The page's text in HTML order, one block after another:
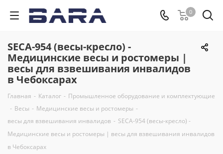
0
SECA-954 (весы-кресло) -
Медицинские весы и ростомеры |
весы для взвешивания инвалидов
в Чебоксарах
Главная - Каталог - Промышленное оборудование и комплектующие
- Весы - Медицинские весы и ростомеры -
весы для взвешивания инвалидов - SECA-954 (весы-кресло) -
Медицинские весы и ростомеры | весы для взвешивания инвалидов
в Чебоксарах